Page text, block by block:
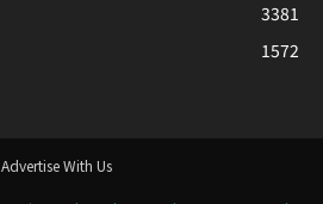
3381
1572
Advertise With Us